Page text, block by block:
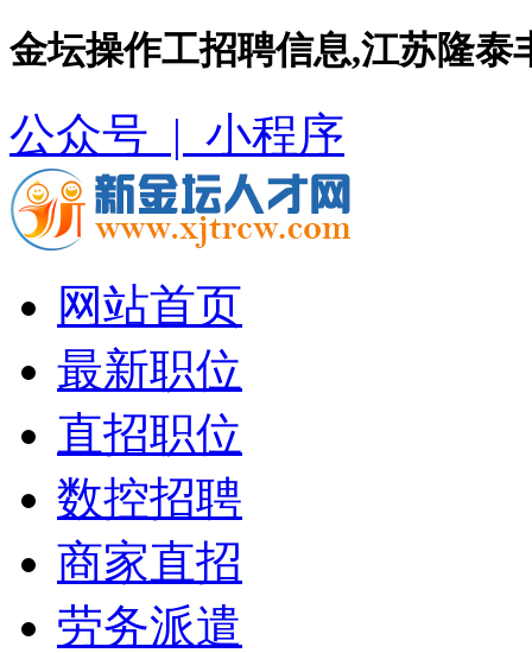
金坛操作工招聘信息,江苏隆
公众号 | 小程序
网站首页
最新职位
直招职位
数控招聘
商家直招
劳务派遣